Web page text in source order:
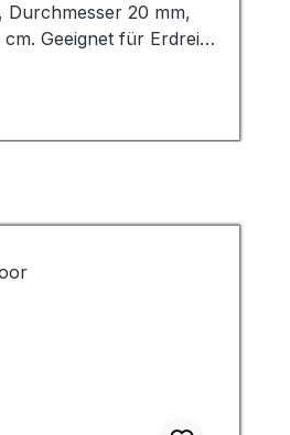
20 mm,
Geeignet für Erdreich